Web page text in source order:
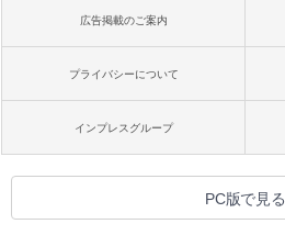
広告掲載のご案内
プライバシーについて
インプレスグループ
PC版で見る